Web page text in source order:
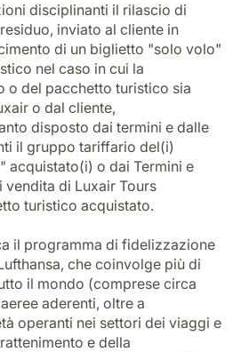
disciplinanti il rilascio di
inviato al cliente in
di un biglietto "solo volo"
nel caso in cui la
o del pacchetto turistico sia
o dal cliente,
disposto dai termini e dalle
il gruppo tariffario del(i)
acquistato(i) o dai Termini e
di Luxair Tours
turistico acquistato.
il programma di fidelizzazione
che coinvolge più di
il mondo (comprese circa
aderenti, oltre a
operanti nei settori dei viaggi e
e della